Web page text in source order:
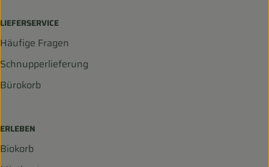
LIEFERSERVICE
Häufige Fragen
Schnupperlieferung
Bürokorb
ERLEBEN
Biokorb